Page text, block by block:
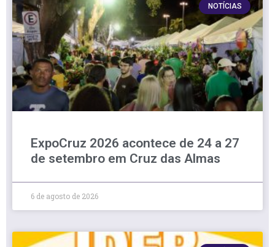
NOTÍCIAS
ExpoCruz 2026 acontece de 24 a 27
de setembro em Cruz das Almas
6 de agosto de 2026